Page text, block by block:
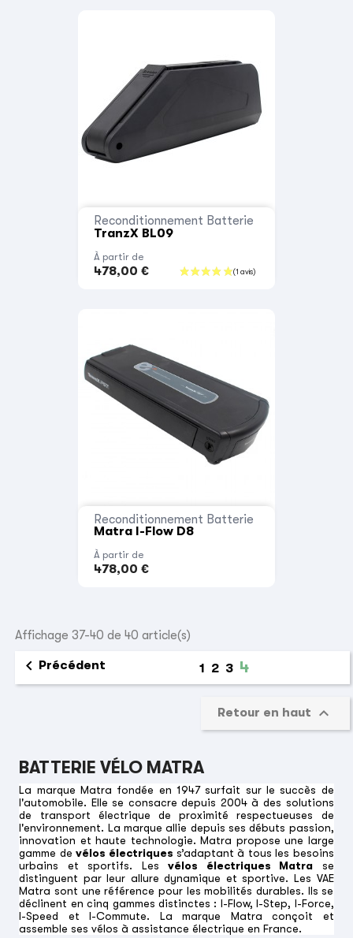
Reconditionnement Batterie
TranzX BL09
À partir de
478,00 €
Reconditionnement Batterie
Matra I-Flow D8
À partir de
478,00 €
Affichage 37-40 de 40 article(s)
 Précédent 1 2 3 4
Retour en haut 
BATTERIE VÉLO MATRA
La marque Matra fondée en 1947 surfait sur le succès de
l'automobile. Elle se consacre depuis 2004 à des solutions
de transport électrique de proximité respectueuses de
l'environnement. La marque allie depuis ses débuts passion,
innovation et haute technologie. Matra propose une large
gamme devélos électriques s’adaptant à tous les besoins
urbains et sportifs. Lesvélos électriques Matra se
distinguent par leur allure dynamique et sportive. Les VAE
Matra sont une référence pour les mobilités durables. Ils se
déclinent en cinq gammes distinctes : I-Flow, I-Step, I-Force,
I-Speed et I-Commute. La marque Matra conçoit et
assemble ses vélos à assistance électrique en France.